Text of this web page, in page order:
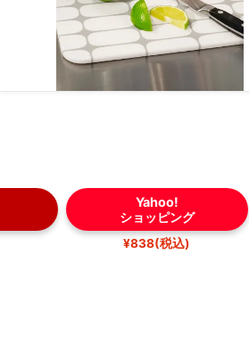
Yahoo!
ショッピング
¥838(税込)